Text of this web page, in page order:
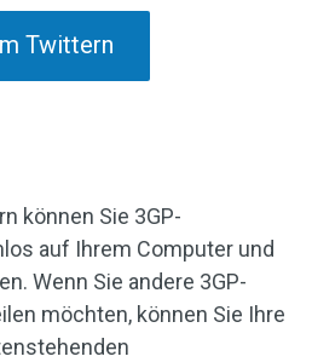
Twittern
können Sie 3GP-
auf Ihrem Computer und
Wenn Sie andere 3GP-
möchten, können Sie Ihre